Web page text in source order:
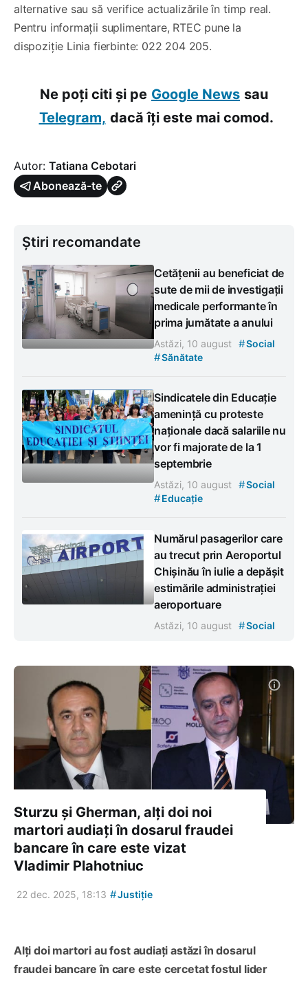
alternative sau să verifice actualizările în timp real.
Pentru informații suplimentare, RTEC pune la
dispoziție Linia fierbinte: 022 204 205.
Ne poți citi și pe Google News sau
Telegram, dacă îți este mai comod.
Autor: Tatiana Cebotari
Abonează-te
Știri recomandate
Cetățenii au beneficiat de
sute de mii de investigații
medicale performante în
prima jumătate a anului
Astăzi, 10 august #Social
#Sănătate
Sindicatele din Educație
amenință cu proteste
naționale dacă salariile nu
vor fi majorate de la 1
septembrie
Astăzi, 10 august #Social
#Educație
Numărul pasagerilor care
au trecut prin Aeroportul
Chișinău în iulie a depășit
estimările administrației
aeroportuare
Astăzi, 10 august #Social
Sturzu și Gherman, alți doi noi
martori audiați în dosarul fraudei
bancare în care este vizat
Vladimir Plahotniuc
22 dec. 2025, 18:13 #Justiție
Alți doi martori au fost audiați astăzi în dosarul
fraudei bancare în care este cercetat fostul lider